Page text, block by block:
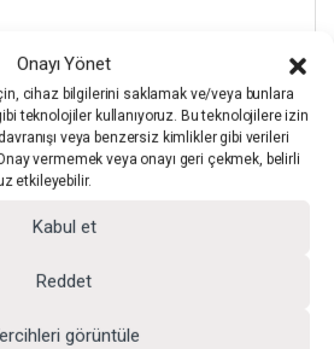
Onayı Yönet
cihaz bilgilerini saklamak ve/veya bunlara
teknolojiler kullanıyoruz. Bu teknolojilere izin
veya benzersiz kimlikler gibi verileri
vermemek veya onayı geri çekmek, belirli
etkileyebilir.
Kabul et
Reddet
görüntüle